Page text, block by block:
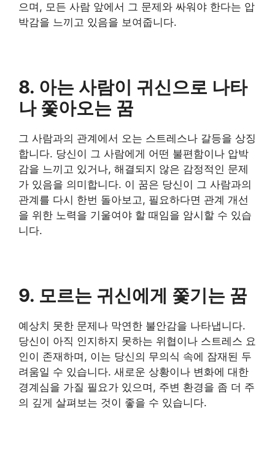
으며, 모든 사람 앞에서 그 문제와 싸워야 한다는 압
박감을 느끼고 있음을 보여줍니다.
8. 아는 사람이 귀신으로 나타
나 쫓아오는 꿈
그 사람과의 관계에서 오는 스트레스나 갈등을 상징
합니다. 당신이 그 사람에게 어떤 불편함이나 압박
감을 느끼고 있거나, 해결되지 않은 감정적인 문제
가 있음을 의미합니다. 이 꿈은 당신이 그 사람과의
관계를 다시 한번 돌아보고, 필요하다면 관계 개선
을 위한 노력을 기울여야 할 때임을 암시할 수 있습
니다.
9. 모르는 귀신에게 쫓기는 꿈
예상치 못한 문제나 막연한 불안감을 나타냅니다.
당신이 아직 인지하지 못하는 위협이나 스트레스 요
인이 존재하며, 이는 당신의 무의식 속에 잠재된 두
려움일 수 있습니다. 새로운 상황이나 변화에 대한
경계심을 가질 필요가 있으며, 주변 환경을 좀 더 주
의 깊게 살펴보는 것이 좋을 수 있습니다.